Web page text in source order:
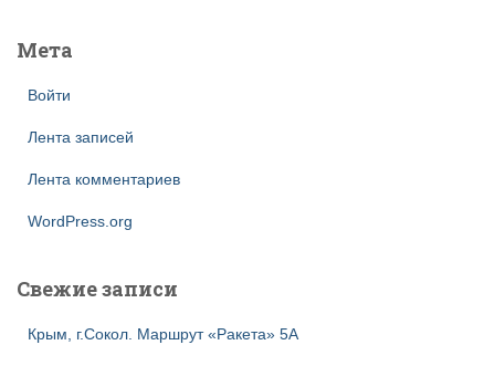
Мета
Войти
Лента записей
Лента комментариев
WordPress.org
Свежие записи
Крым, г.Сокол. Маршрут «Ракета» 5А